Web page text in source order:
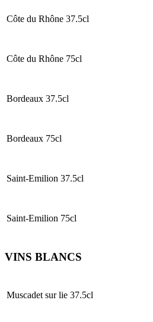
Côte du Rhône 37.5cl
Côte du Rhône 75cl
Bordeaux 37.5cl
Bordeaux 75cl
Saint-Emilion 37.5cl
Saint-Emilion 75cl
VINS BLANCS
Muscadet sur lie 37.5cl